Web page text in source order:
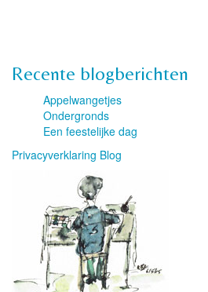
Recente blogberichten
Appelwangetjes
Ondergronds
Een feestelijke dag
Privacyverklaring Blog